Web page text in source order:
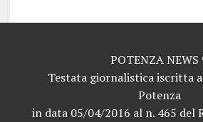
POTENZA NEWS
Testata giornalistica iscritta
Potenza
in data 05/04/2016 al n. 465 del